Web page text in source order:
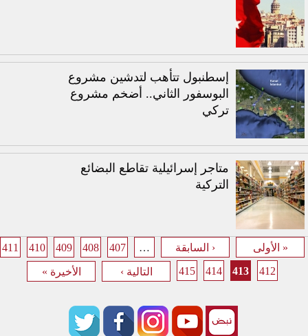
إسطنبول تتأهب لتدشين مشروع
البوسفور الثاني.. أضخم مشروع
تركي
متاجر إسرائيلية تقاطع البضائع
التركية
الصفحات
« الأولى ‹ السابقة …
407
408
409
410
411
412
413
414
415 التالية › الأخيرة »